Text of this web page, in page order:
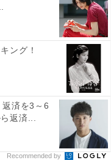
ング！
済を3～6
返済...
Recommended by